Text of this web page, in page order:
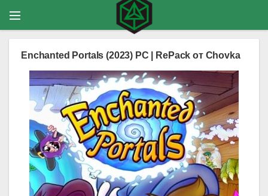
Enchanted Portals (2023) PC | RePack от Chovka